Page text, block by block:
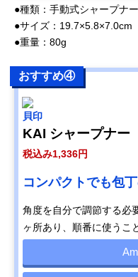
●種類：手動式シャープナー
●サイズ：19.7×5.8×7.0cm
●重量：80g
おすすめ④
貝印
KAI シャープナー
税込み1,336円
コンパクトでも包
角度を自分で調節する必
ヶ所あり、順番に使うこ